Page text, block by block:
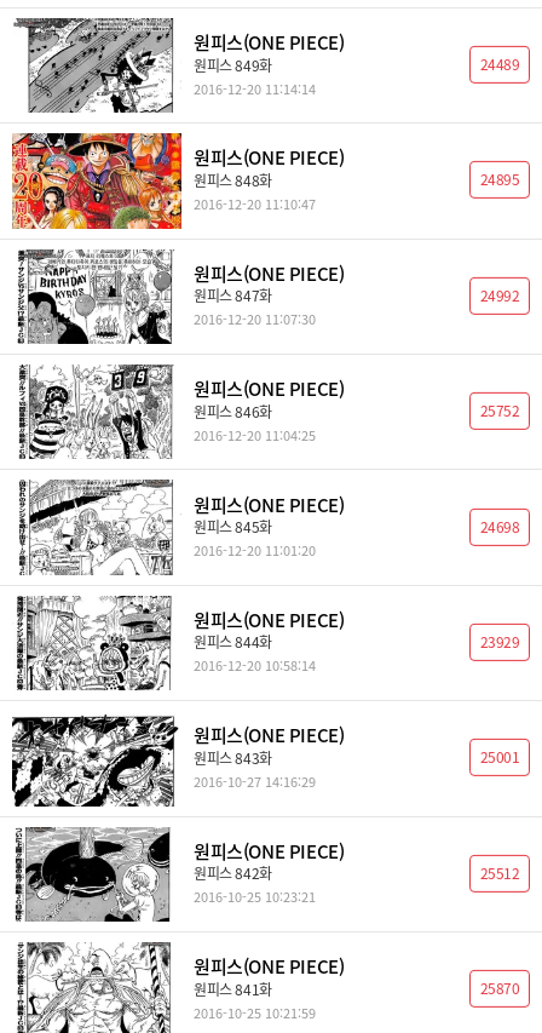
원피스(ONE PIECE)
원피스 849화
2016-12-20 11:14:14
24489
원피스(ONE PIECE)
원피스 848화
2016-12-20 11:10:47
24895
원피스(ONE PIECE)
원피스 847화
2016-12-20 11:07:30
24992
원피스(ONE PIECE)
원피스 846화
2016-12-20 11:04:25
25752
원피스(ONE PIECE)
원피스 845화
2016-12-20 11:01:20
24698
원피스(ONE PIECE)
원피스 844화
2016-12-20 10:58:14
23929
원피스(ONE PIECE)
원피스 843화
2016-10-27 14:16:29
25001
원피스(ONE PIECE)
원피스 842화
2016-10-25 10:23:21
25512
원피스(ONE PIECE)
원피스 841화
2016-10-25 10:21:59
25870